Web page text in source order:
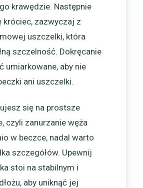
krawędzie. Następnie
króciec, zazwyczaj z
uszczelki, która
szczelność. Dokręcanie
umiarkowane, aby nie
ani uszczelki.
się na prostsze
czyli zanurzanie węża
w beczce, nadal warto
szczegółów. Upewnij
stoi na stabilnym i
aby uniknąć jej